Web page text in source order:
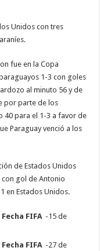
Unidos con tres
fue en la Copa
1-3 con goles
al minuto 56 y de
por parte de los
40 para el 1-3 a favor de
Paraguay venció a los
de Estados Unidos
gol de Antonio
en Estados Unidos.
FIFA -15 de
FIFA -27 de